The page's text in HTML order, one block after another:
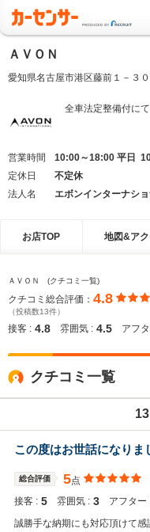
ＡＶＯＮ
愛知県名古屋市港区藤前１－３０
全車法定整備付に
営業時間
10:00～18:00 平日
定休日
不定休
法人名
エボンインターナシ
お店TOP 地図&ア
ＡＶＯＮ (クチコミ一覧)
クチコミ総合評価： 4.8
（投稿数13件）
接客 : 4.8 雰囲気 : 4.5 アフ
クチコミ一覧
13
この度はお世話になり
総合評価 5点
接客 : 5 雰囲気 : 3 アフター
誠勝手な納期にも対応頂けて